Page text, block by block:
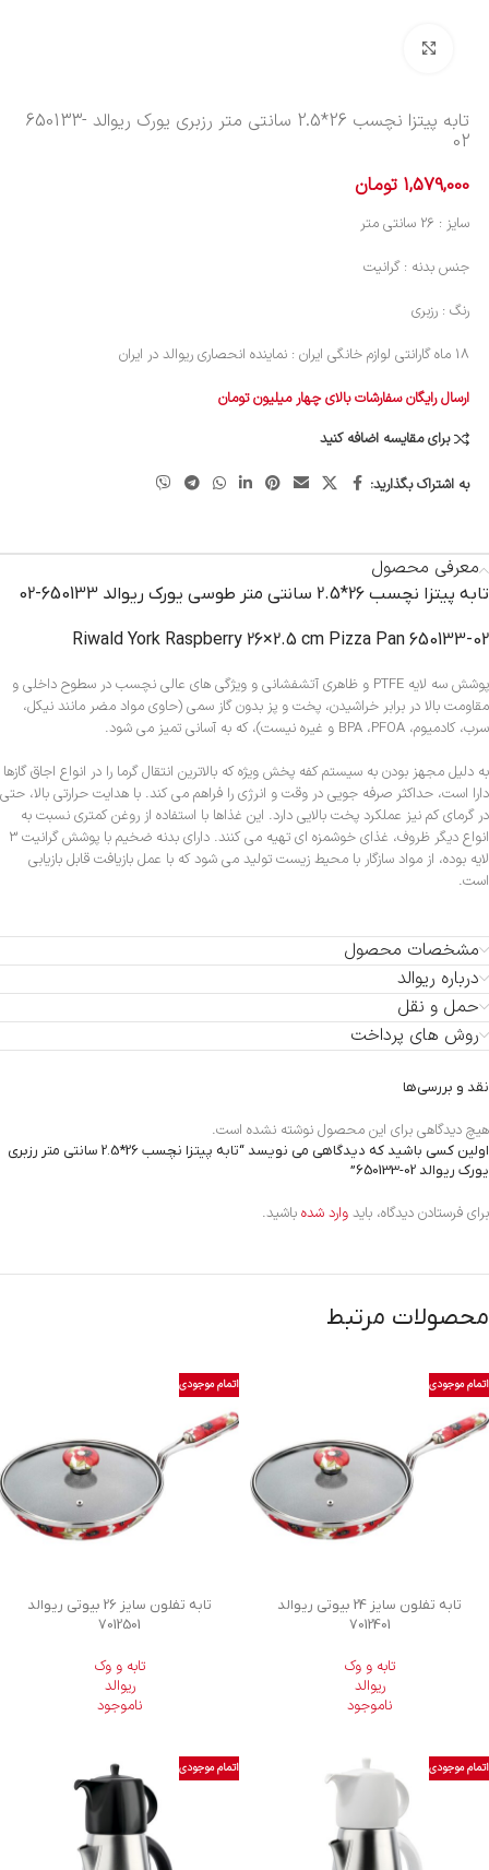
تابه پیتزا نچسب 26*2.5 سانتی متر رزبری یورک ریوالد 650133-
02
1,579,000 تومان
سایز : 26 سانتی متر
جنس بدنه : گرانیت
رنگ : رزبری
18 ماه گارانتی لوازم خانگی ایران : نماینده انحصاری ریوالد در ایران
ارسال رایگان سفارشات بالای چهار میلیون تومان
برای مقایسه اضافه کنید
به اشتراک بگذارید:
معرفی محصول
تابه پیتزا نچسب 26*2.5 سانتی متر طوسی یورک ریوالد 650133-02
Riwald York Raspberry 26×2.5 cm Pizza Pan 650133-02
پوشش سه لایه PTFE و ظاهری آتشفشانی و ویژگی های عالی نچسب در سطوح داخلی و
مقاومت بالا در برابر خراشیدن، پخت و پز بدون گاز سمی (حاوی مواد مضر مانند نیکل،
سرب، کادمیوم، BPA ،PFOA و غیره نیست)، که به آسانی تمیز می شود.
به دلیل مجهز بودن به سیستم کفه پخش ویژه که بالاترین انتقال گرما را در انواع اجاق گازها
دارا است، حداکثر صرفه جویی در وقت و انرژی را فراهم می کند. با هدایت حرارتی بالا، حتی
در گرمای کم نیز عملکرد پخت بالایی دارد. این غذاها با استفاده از روغن کمتری نسبت به
انواع دیگر ظروف، غذای خوشمزه ای تهیه می کنند. دارای بدنه ضخیم با پوشش گرانیت 3
لایه بوده، از مواد سازگار با محیط زیست تولید می شود که با عمل بازیافت قابل بازیابی
است.
مشخصات محصول
درباره ریوالد
حمل و نقل
روش های پرداخت
نقد و بررسی‌ها
هیچ دیدگاهی برای این محصول نوشته نشده است.
اولین کسی باشید که دیدگاهی می نویسد “تابه پیتزا نچسب 26*2.5 سانتی متر رزبری
یورک ریوالد650133-02
”
برای فرستادن دیدگاه، باید وارد شده باشید.
محصولات مرتبط
اتمام موجودی
تابه تفلون سایز 24 بیوتی ریوالد
7012401
تابه و وک
ریوالد
ناموجود
اتمام موجودی
تابه تفلون سایز 26 بیوتی ریوالد
7012501
تابه و وک
ریوالد
ناموجود
اتمام موجودی اتمام موجودی